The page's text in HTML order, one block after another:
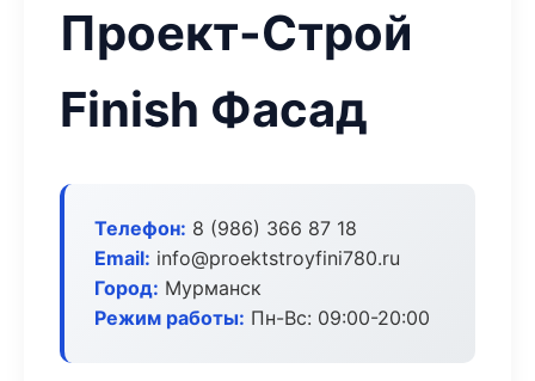
Проект-Строй
Finish Фасад
Телефон: 8 (986) 366 87 18
Email: info@proektstroyfini780.ru
Город: Мурманск
Режим работы: Пн-Вс: 09:00-20:00